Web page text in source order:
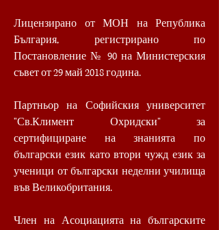
Лицензирано от МОН на Република
България, регистрирано по
Постановление № 90 на Министерския
съвет от 29 май 2018 година.
Партньор на Софийския университет
"Св.Климент Охридски" за
сертифициране на знанията по
български език като втори чужд език за
ученици от български неделни училища
във Великобритания.
Член на Асоциацията на българските